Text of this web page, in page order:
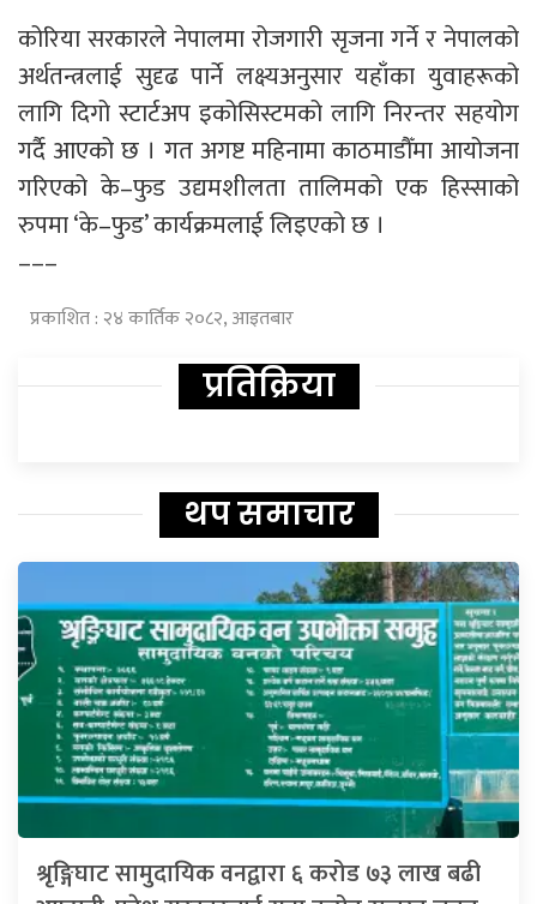
कोरिया सरकारले नेपालमा रोजगारी सृजना गर्ने र नेपालको
अर्थतन्त्रलाई सुदृढ पार्ने लक्ष्यअनुसार यहाँका युवाहरूको
लागि दिगो स्टार्टअप इकोसिस्टमको लागि निरन्तर सहयोग
गर्दै आएको छ । गत अगष्ट महिनामा काठमाडौँमा आयोजना
गरिएको के–फुड उद्यमशीलता तालिमको एक हिस्साको
रुपमा ‘के–फुड’ कार्यक्रमलाई लिइएको छ ।
–––
प्रकाशित : २४ कार्तिक २०८२, आइतबार
प्रतिक्रिया
थप समाचार
श्रृङ्गिघाट सामुदायिक वनद्वारा ६ करोड ७३ लाख बढी